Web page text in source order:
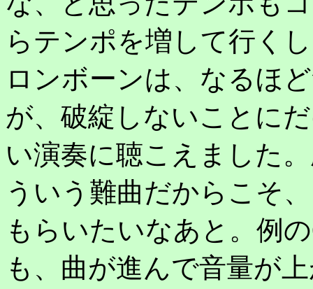
らテンポを増して行く
ロンボーンは、なるほ
が、破綻しないことに
い演奏に聴こえました
ういう難曲だからこそ
もらいたいなあと。例
も、曲が進んで音量が